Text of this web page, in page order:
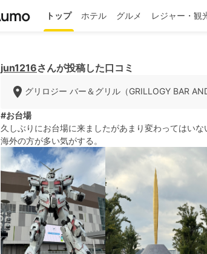
トップ ホテル グルメ レジャー・観
jun1216さんが投稿した口コミ
グリロジー バー＆グリル（GRILLOGY BAR
#お台場
久しぶりにお台場に来ましたがあまり変わってはいな
海外の方が多い気がする。